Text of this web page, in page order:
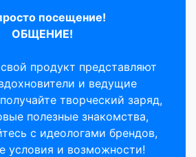
посещение!
ОБЩЕНИЕ!
продукт представляют
и ведущие
творческий заряд,
полезные знакомства,
с идеологами брендов,
условия и возможности!